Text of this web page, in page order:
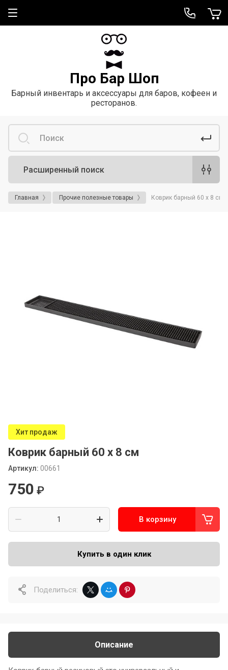
Про Бар Шоп
Барный инвентарь и аксессуары для баров, кофеен и
ресторанов.
Расширенный поиск
Главная Прочие полезные товары Коврик барный 60 х 8 см
Хит продаж
Коврик барный 60 х 8 см
Артикул: 00661
750 ₽
В корзину
Купить в один клик
Поделиться:
Описание